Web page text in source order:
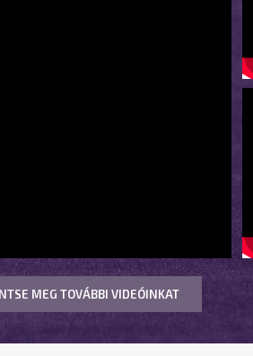
MEG TOVÁBBI VIDEÓINKAT